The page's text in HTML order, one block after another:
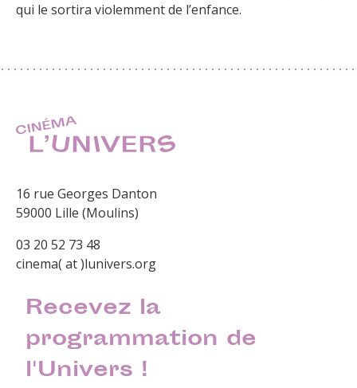
qui le sortira violemment de l’enfance.
16 rue Georges Danton
59000 Lille (Moulins)
03 20 52 73 48
cinema( at )lunivers.org
Recevez la
programmation de
l'Univers !